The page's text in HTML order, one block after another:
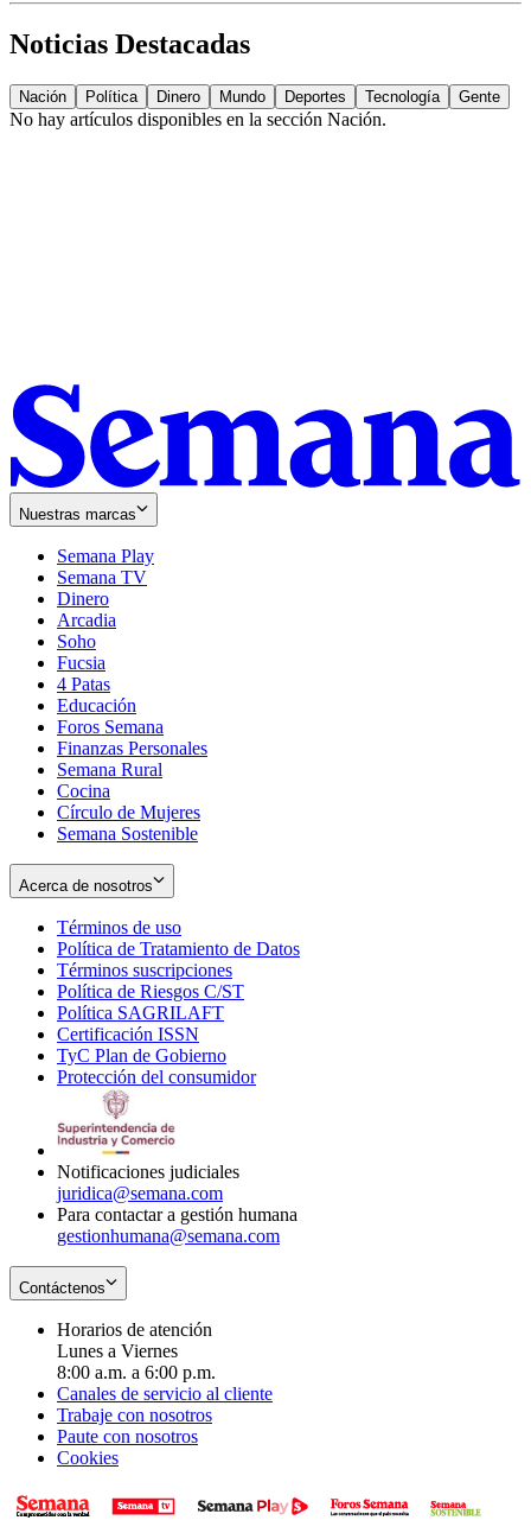
Noticias Destacadas
Nación Política Dinero Mundo Deportes Tecnología Gente
No hay artículos disponibles en la sección Nación.
Nuestras marcas
Semana Play
Semana TV
Dinero
Arcadia
Soho
in
new
window
Fucsia
in
new
window
4 Patas
Educación
Foros Semana
Finanzas Personales
Semana Rural
Cocina
Círculo de Mujeres
Semana Sostenible
Acerca de nosotros
Términos de uso
in
new
window
Política de Tratamiento de Datos
Términos suscripciones
in
Política de Riesgos C/ST
Política SAGRILAFT
new
window
Certificación ISSN
in
new
TyC Plan de Gobierno
in
Protección del consumidorOpens
Notificaciones judiciales
juridica@semana.com
Para contactar a gestión humana
gestionhumana@semana.com
Contáctenos
Horarios de atención
Lunes a Viernes
8:00 a.m. a 6:00 p.m.
Canales de servicio al cliente
Trabaje con nosotros
Paute con nosotros
Cookies